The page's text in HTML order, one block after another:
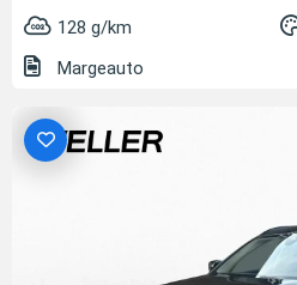
128 g/km
Margeauto